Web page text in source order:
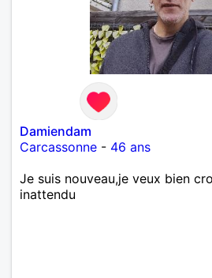
Damiendam
Carcassonne - 46 ans
Je suis nouveau,je veux bien
inattendu